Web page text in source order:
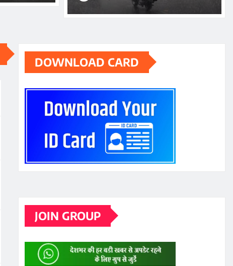
DOWNLOAD CARD
JOIN GROUP